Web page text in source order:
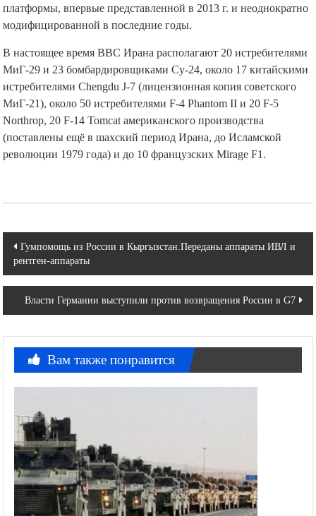
платформы, впервые представленной в 2013 г. и неоднократно
модифицированной в последние годы.
В настоящее время ВВС Ирана располагают 20 истребителями
МиГ-29 и 23 бомбардировщиками Су-24, около 17 китайскими
истребителями Chengdu J-7 (лицензионная копия советского
МиГ-21), около 50 истребителями F-4 Phantom II и 20 F-5
Northrop, 20 F-14 Tomcat американского производства
(поставлены ещё в шахский период Ирана, до Исламской
революции 1979 года) и до 10 французских Mirage F1.
Навигация
по
записям
Гумпомощь из России в Кыргызстан.Переданы аппараты ИВЛ и
рентген-аппараты
Власти Германии выступили против возвращения России в G7
Вам также понравится